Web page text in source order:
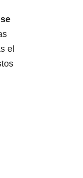
el